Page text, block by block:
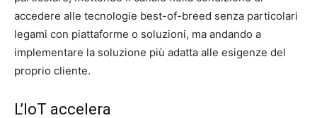
accedere alle tecnologie best-of-breed senza particolari
legami con piattaforme o soluzioni, ma andando a
implementare la soluzione più adatta alle esigenze del
proprio cliente.
L’IoT accelera